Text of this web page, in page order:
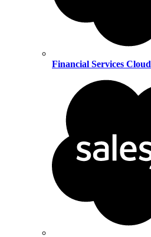
Financial Services Cloud